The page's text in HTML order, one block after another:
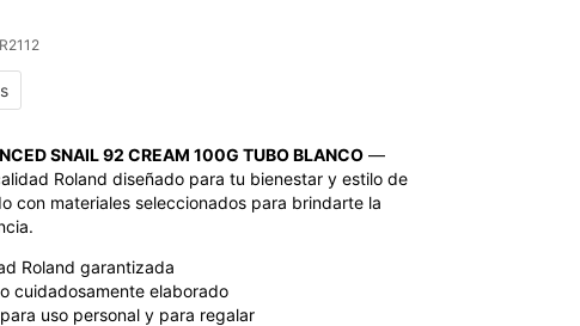
SNAIL 92 CREAM 100G TUBO BLANCO—
Roland diseñado para tu bienestar y estilo de
con materiales seleccionados para brindarte la
Roland garantizada
cuidadosamente elaborado
uso personal y para regalar